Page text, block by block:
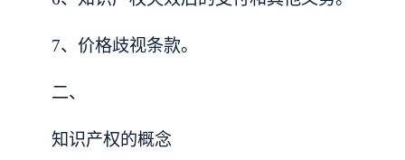
7、价格歧视条款。
二、
知识产权的概念